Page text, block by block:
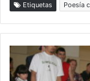
Etiquetas Poesía